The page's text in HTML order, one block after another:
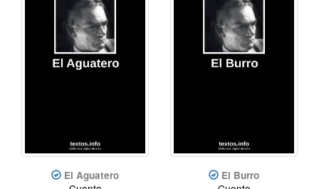
El Aguatero El Burro